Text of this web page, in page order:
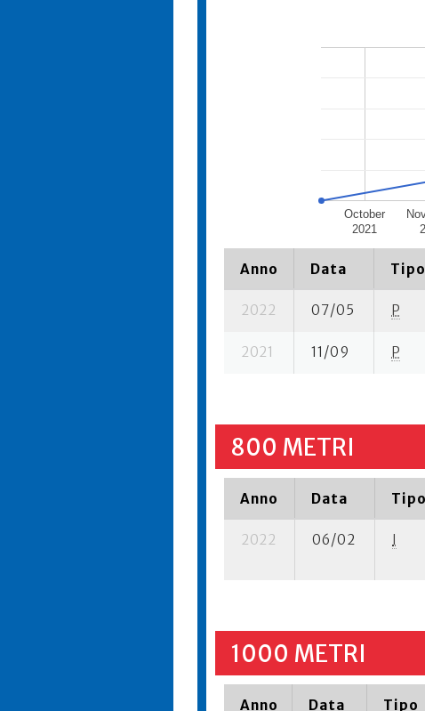
October
2021
Anno Data Tipo
2022 07/05 P
2021 11/09 P
800 METRI
Anno Data Tipo
2022 06/02 I
1000 METRI
Anno Data Tipo